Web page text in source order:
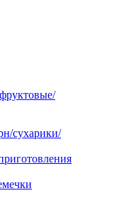
сухарики/